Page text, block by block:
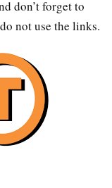
don’t forget to
not use the links.